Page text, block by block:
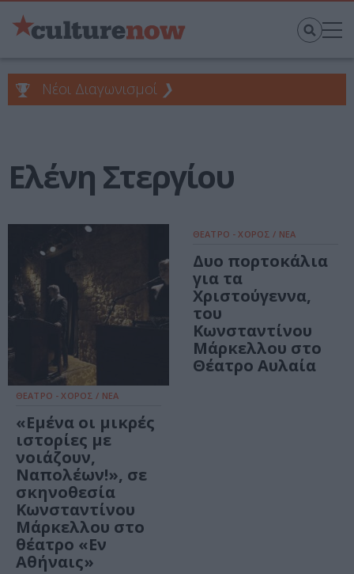
Νέοι Διαγωνισμοί ❯
Ελένη Στεργίου
ΘΕΑΤΡΟ - ΧΟΡΟΣ / ΝΕΑ
«Εμένα οι μικρές
ιστορίες με
νοιάζουν,
Ναπολέων!», σε
σκηνοθεσία
Κωνσταντίνου
Μάρκελλου στο
θέατρο «Εν
Αθήναις»
ΘΕΑΤΡΟ - ΧΟΡΟΣ / ΝΕΑ
Δυο πορτοκάλια
για τα
Χριστούγεννα,
του
Κωνσταντίνου
Μάρκελλου στο
Θέατρο Αυλαία